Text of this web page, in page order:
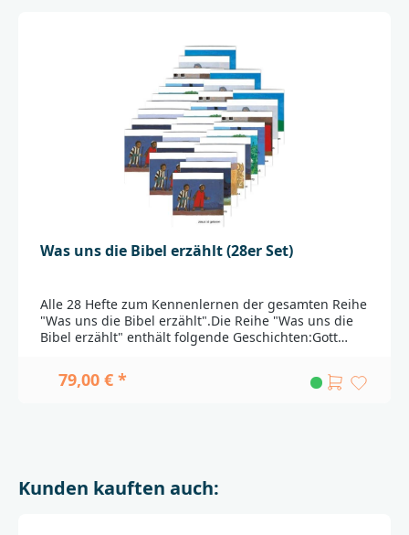
Was uns die Bibel erzählt (28er Set)
Alle 28 Hefte zum Kennenlernen der gesamten Reihe
"Was uns die Bibel erzählt".Die Reihe "Was uns die
Bibel erzählt" enthält folgende Geschichten:Gott
JakobJosefDer Auszug aus ÄgyptenDer Weg ins
versprochene LandRutDavid wird
SohnBartimäusZachäusDer Arbeiter im
79,00 € *
Kunden kauften auch: